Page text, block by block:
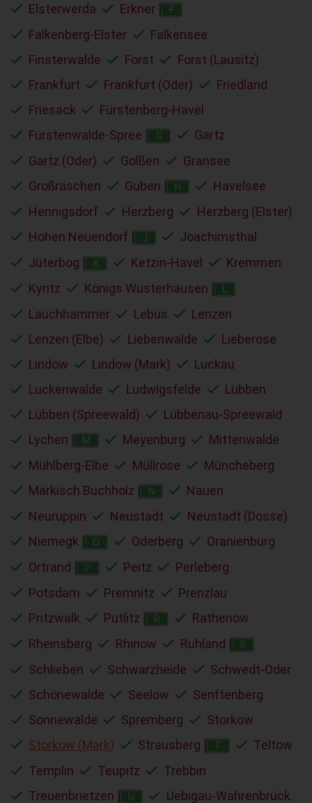
Elsterwerda
Erkner F
Falkenberg-Elster
Falkensee
Finsterwalde
Forst
Forst (Lausitz)
Frankfurt
Frankfurt (Oder)
Friedland
Friesack
Fürstenberg-Havel
Fürstenwalde-Spree
G
Gartz
Gartz (Oder)
Golßen
Gransee
Großräschen
Guben H
Havelsee
Hennigsdorf
Herzberg
Herzberg (Elster)
Hohen Neuendorf
J
Joachimsthal
Jüterbog
K Ketzin-Havel
Kremmen
Kyritz
Königs Wusterhausen
Lauchhammer Lebus
Lenzen
Lenzen (Elbe)
Liebenwalde
Lieberose
Lindow
Lindow (Mark)
Luckau
Luckenwalde
Ludwigsfelde
Lübben
Lübben (Spreewald)
Lübbenau-Spreewald
Lychen
M Meyenburg
Mittenwalde
Mühlberg-Elbe
Müllrose
Müncheberg
Märkisch Buchholz
N
Nauen
Neuruppin
Neustadt
Neustadt (Dosse)
Niemegk
O Oderberg
Oranienburg
Ortrand
P Peitz
Perleberg
Potsdam
Premnitz
Prenzlau
Pritzwalk
Putlitz R
Rathenow
Rheinsberg
Rhinow Ruhland S
Schlieben Schwarzheide
Schwedt-Oder
Schönewalde
Seelow
Senftenberg
Sonnewalde
Spremberg
Storkow
Storkow (Mark)
Strausberg T
Teltow
Templin
Teupitz
Trebbin
Treuenbrietzen
U Uebigau-Wahrenbrück